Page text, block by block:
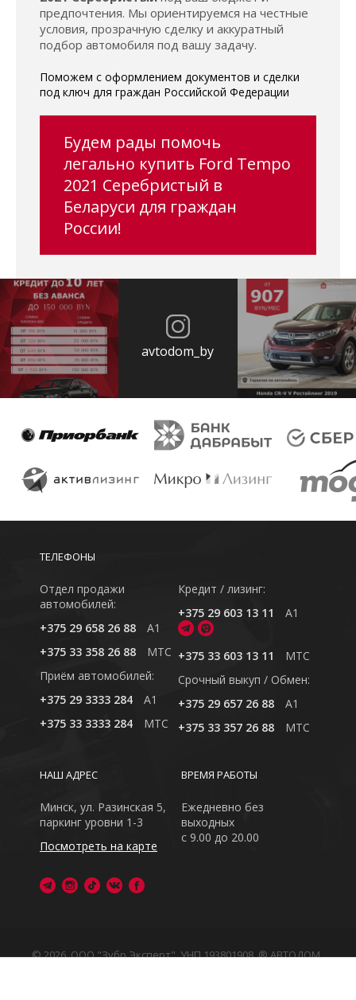
предпочтения. Мы ориентируемся на честные
условия, прозрачную сделку и аккуратный
подбор автомобиля под вашу задачу.
Поможем с оформлением документов и сделки
под ключ для граждан Российской Федерации
Будем рады помочь
легально купить Ford Tempo
2021 Серебристый в
Беларуси для граждан
России!
avtodom_by
ТЕЛЕФОНЫ
Отдел продажи
автомобилей:
+375 29 658 26 88
A1
+375 33 358 26 88
MTC
Приём автомобилей:
+375 29 3333 284
A1
+375 33 3333 284
MTC
Кредит / лизинг:
+375 29 603 13 11
A1
+375 33 603 13 11
MTC
Cрочный выкуп / Обмен:
+375 29 657 26 88
A1
+375 33 357 26 88
MTC
ВРЕМЯ РАБОТЫ
Ежедневно без
выходных
с 9.00 до 20.00
НАШ АДРЕС
Минск, ул. Разинская 5,
паркинг уровни 1-3
Посмотреть на карте
© 2026, ООО "Зубр Эксперт", УНП 193801908. ® АВТОДОМ